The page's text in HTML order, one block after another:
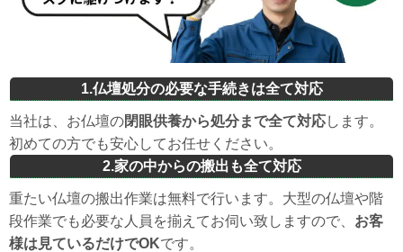
1.仏壇処分の必要な手続きは全て対応
当社は、お仏壇の閉眼供養から処分まで全て対応します。
初めての方でも安心してお任せください。
2.家の中からの搬出も全て対応
重たい仏壇の搬出作業は無料で行います。大型の仏壇や階
段作業でも必要な人員を揃えてお伺い致しますので、 お客
様は見ているだけでOKです。